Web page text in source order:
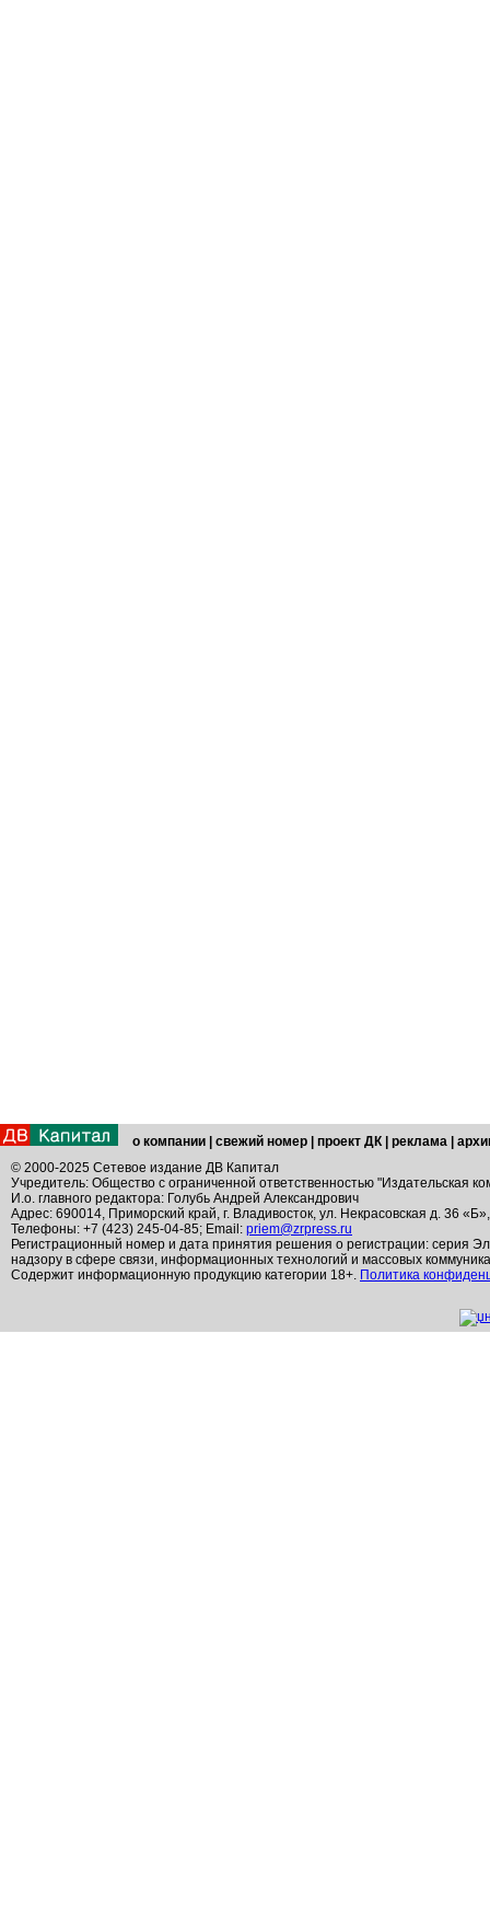
о компании свежий номер проект ДК реклама
© 2000-2025 Сетевое издание ДВ Капитал
Учредитель: Общество с ограниченной ответственностью "Издательская
И.о. главного редактора: Голубь Андрей Александрович
Адрес: 690014, Приморский край, г. Владивосток, ул. Некрасовская д. 36
Телефоны: +7 (423) 245-04-85; Email: priem@zrpress.ru
Регистрационный номер и дата принятия решения о регистрации: серия
надзору в сфере связи, информационных технологий и массовых
Содержит информационную продукцию категории 18+. Политика